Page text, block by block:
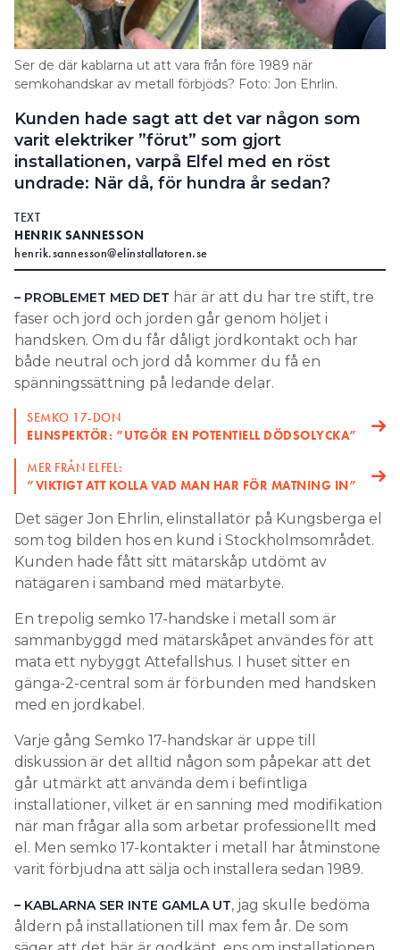
Search for:
Ser de där kablarna ut att vara från före 1989 när
semkohandskar av metall förbjöds? Foto: Jon Ehrlin.
Kunden hade sagt att det var någon som
varit elektriker ”förut” som gjort
installationen, varpå Elfel med en röst
undrade: När då, för hundra år sedan?
TEXT
HENRIK SANNESSON
henrik.sannesson@elinstallatoren.se
– PROBLEMET MED DET här är att du har tre stift, tre
faser och jord och jorden går genom höljet i
handsken. Om du får dåligt jordkontakt och har
både neutral och jord då kommer du få en
spänningssättning på ledande delar.
SEMKO 17-DON
ELINSPEKTÖR: ”UTGÖR EN POTENTIELL DÖDSOLYCKA”
MER FRÅN ELFEL:
”VIKTIGT ATT KOLLA VAD MAN HAR FÖR MATNING IN”
Det säger Jon Ehrlin, elinstallatör på Kungsberga el
som tog bilden hos en kund i Stockholmsområdet.
Kunden hade fått sitt mätarskåp utdömt av
nätägaren i samband med mätarbyte.
En trepolig semko 17-handske i metall som är
sammanbyggd med mätarskåpet användes för att
mata ett nybyggt Attefallshus. I huset sitter en
gänga-2-central som är förbunden med handsken
med en jordkabel.
Varje gång Semko 17-handskar är uppe till
diskussion är det alltid någon som påpekar att det
går utmärkt att använda dem i befintliga
installationer, vilket är en sanning med modifikation
när man frågar alla som arbetar professionellt med
el. Men semko 17-kontakter i metall har åtminstone
varit förbjudna att sälja och installera sedan 1989.
– KABLARNA SER INTE GAMLA UT, jag skulle bedöma
åldern på installationen till max fem år. De som